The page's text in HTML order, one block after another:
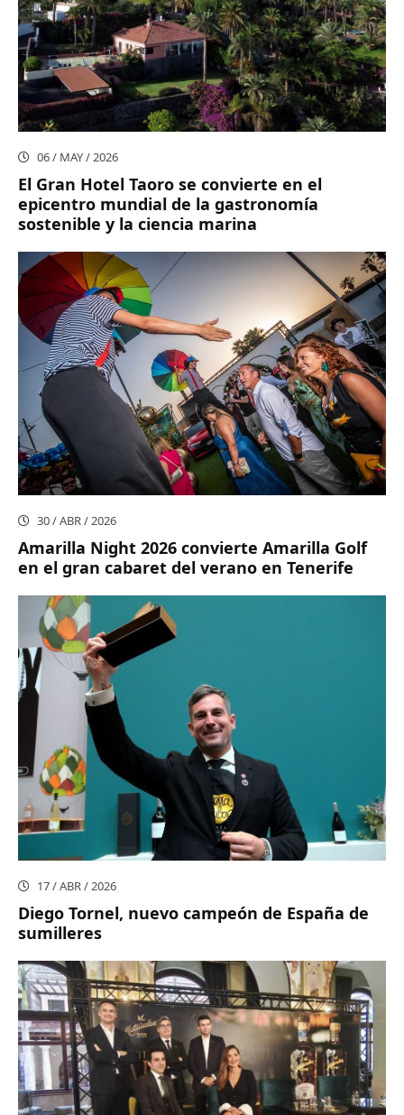
06 / MAY / 2026
El Gran Hotel Taoro se convierte en el
epicentro mundial de la gastronomía
sostenible y la ciencia marina
30 / ABR / 2026
Amarilla Night 2026 convierte Amarilla Golf
en el gran cabaret del verano en Tenerife
17 / ABR / 2026
Diego Tornel, nuevo campeón de España de
sumilleres